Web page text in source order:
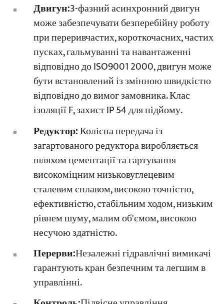
Двигун:3-фазний асинхронний двигун
може забезпечувати безперебійну роботу
при переривчастих, короткочасних, частих
пусках, гальмуванні та навантаженні
відповідно до ISO9001 2000, двигун може
бути встановлений із змінною швидкістю
відповідно до вимог замовника. Клас
ізоляції F, захист IP 54 для підйому.
Редуктор:Колісна передача із
загартованого редуктора виробляється
шляхом цементації та гартування
високоміцним низьковуглецевим
сталевим сплавом, високою точністю,
ефективністю, стабільним ходом, низьким
рівнем шуму, малим об'ємом, високою
несучою здатністю.
Перерви:Незалежні гідравлічні вимикачі
гарантують кран безпечним та легшим в
управлінні.